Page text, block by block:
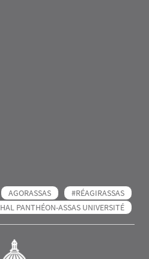
AGORASSAS
#RÉAGIRASSAS
HAL PANTHÉON-ASSAS UNIVERSITÉ